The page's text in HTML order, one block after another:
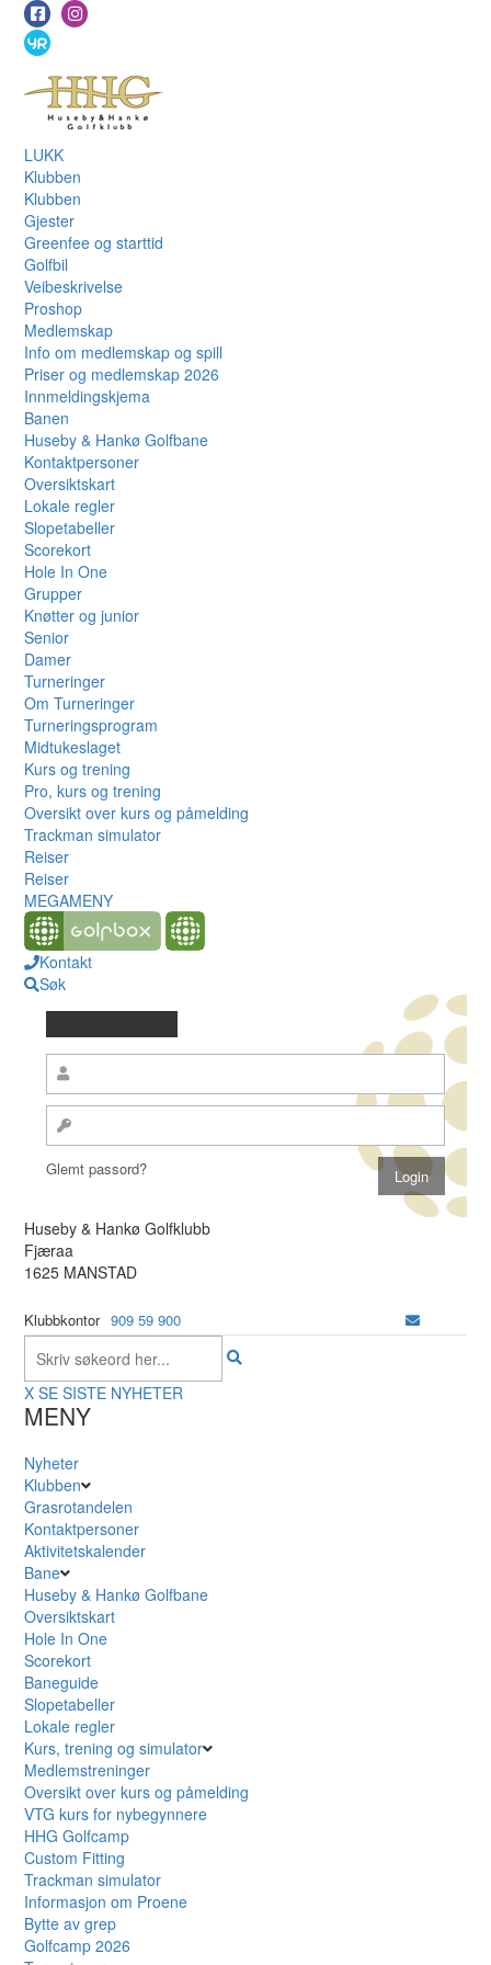
LUKK
Klubben
Klubben
Gjester
Greenfee og starttid
Golfbil
Veibeskrivelse
Proshop
Medlemskap
Info om medlemskap og spill
Priser og medlemskap 2026
Innmeldingskjema
Banen
Huseby & Hankø Golfbane
Kontaktpersoner
Oversiktskart
Lokale regler
Slopetabeller
Scorekort
Hole In One
Grupper
Knøtter og junior
Senior
Damer
Turneringer
Om Turneringer
Turneringsprogram
Midtukeslaget
Kurs og trening
Pro, kurs og trening
Oversikt over kurs og påmelding
Trackman simulator
Reiser
Reiser
MEGAMENY
Kontakt
Søk
Glemt passord?
Huseby & Hankø Golfklubb
Fjæraa
1625 MANSTAD
Klubbkontor 909 59 900
X SE SISTE NYHETER
MENY
Nyheter
Klubben
Grasrotandelen
Kontaktpersoner
Aktivitetskalender
Bane
Huseby & Hankø Golfbane
Oversiktskart
Hole In One
Scorekort
Baneguide
Slopetabeller
Lokale regler
Kurs, trening og simulator
Medlemstreninger
Oversikt over kurs og påmelding
VTG kurs for nybegynnere
HHG Golfcamp
Custom Fitting
Trackman simulator
Informasjon om Proene
Bytte av grep
Golfcamp 2026